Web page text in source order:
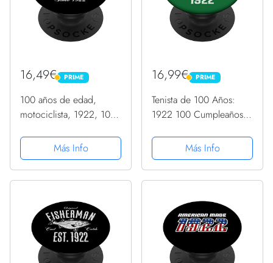
16,49€ PRIME
PRIME
100 años de edad,
motociclista, 1922, 100
PopGrip Intercambiable
Más Info
16,99€ PRIME
PRIME
Tenista de 100 Años:
1922 100 Cumpleaños
Intercambiable
Más Info